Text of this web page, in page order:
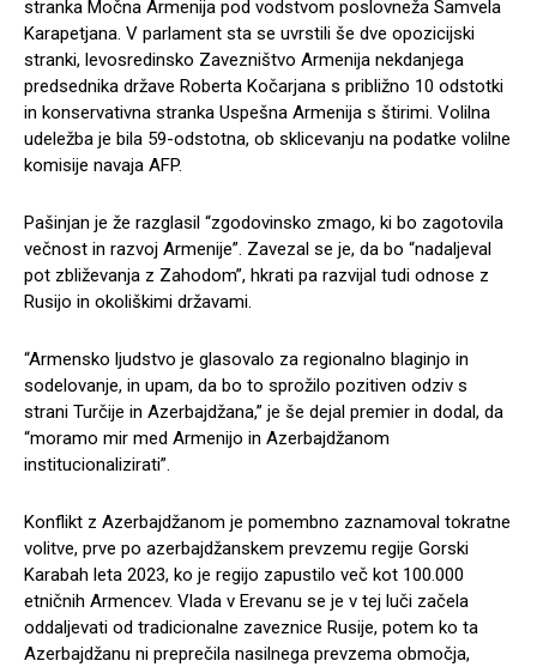
stranka Močna Armenija pod vodstvom poslovneža Samvela
Karapetjana. V parlament sta se uvrstili še dve opozicijski
stranki, levosredinsko Zavezništvo Armenija nekdanjega
predsednika države Roberta Kočarjana s približno 10 odstotki
in konservativna stranka Uspešna Armenija s štirimi. Volilna
udeležba je bila 59-odstotna, ob sklicevanju na podatke volilne
komisije navaja AFP.
Pašinjan je že razglasil “zgodovinsko zmago, ki bo zagotovila
večnost in razvoj Armenije”. Zavezal se je, da bo “nadaljeval
pot zbliževanja z Zahodom”, hkrati pa razvijal tudi odnose z
Rusijo in okoliškimi državami.
“Armensko ljudstvo je glasovalo za regionalno blaginjo in
sodelovanje, in upam, da bo to sprožilo pozitiven odziv s
strani Turčije in Azerbajdžana,” je še dejal premier in dodal, da
“moramo mir med Armenijo in Azerbajdžanom
institucionalizirati”.
Konflikt z Azerbajdžanom je pomembno zaznamoval tokratne
volitve, prve po azerbajdžanskem prevzemu regije Gorski
Karabah leta 2023, ko je regijo zapustilo več kot 100.000
etničnih Armencev. Vlada v Erevanu se je v tej luči začela
oddaljevati od tradicionalne zaveznice Rusije, potem ko ta
Azerbajdžanu ni preprečila nasilnega prevzema območja,